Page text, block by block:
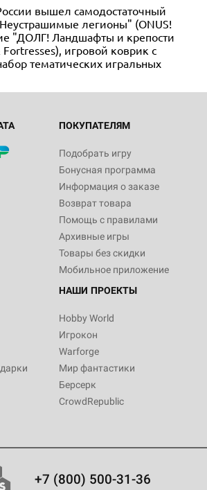
вышел самодостаточный
легионы" (ONUS!
"ДОЛГ! Ландшафты и крепости
Fortresses), игровой коврик с
тематических игральных
ПОКУПАТЕЛЯМ
Подобрать игру
Бонусная программа
Информация о заказе
Возврат товара
Помощь с правилами
Архивные игры
Товары без скидки
Мобильное приложение
НАШИ ПРОЕКТЫ
Hobby World
Игрокон
Warforge
Мир фантастики
Берсерк
CrowdRepublic
+7 (800) 500-31-36